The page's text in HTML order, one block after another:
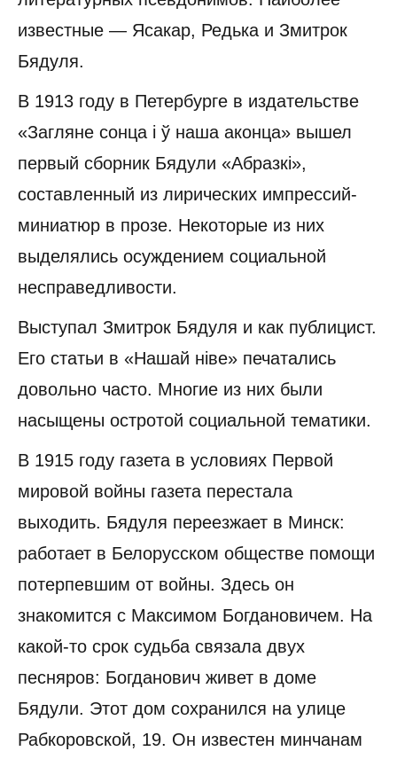
известные — Ясакар, Редька и Змитрок
Бядуля.
В 1913 году в Петербурге в издательстве
«Загляне сонца і ў наша аконца» вышел
первый сборник Бядули «Абразкі»,
составленный из лирических импрессий-
миниатюр в прозе. Некоторые из них
выделялись осуждением социальной
несправедливости.
Выступал Змитрок Бядуля и как публицист.
Его статьи в «Нашай ніве» печатались
довольно часто. Многие из них были
насыщены остротой социальной тематики.
В 1915 году газета в условиях Первой
мировой войны газета перестала
выходить. Бядуля переезжает в Минск:
работает в Белорусском обществе помощи
потерпевшим от войны. Здесь он
знакомится с Максимом Богдановичем. На
какой-то срок судьба связала двух
песняров: Богданович живет в доме
Бядули. Этот дом сохранился на улице
Рабкоровской, 19. Он известен минчанам